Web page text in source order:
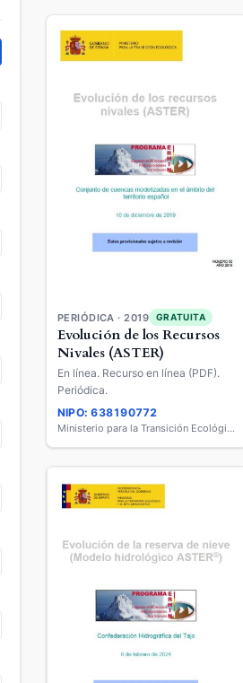
PERIÓDICA · 2019 GRATUITA
Evolución de los Recursos
Nivales (ASTER)
En línea. Recurso en línea (PDF).
Periódica.
NIPO: 638190772
Ministerio para la Transición Ecológica